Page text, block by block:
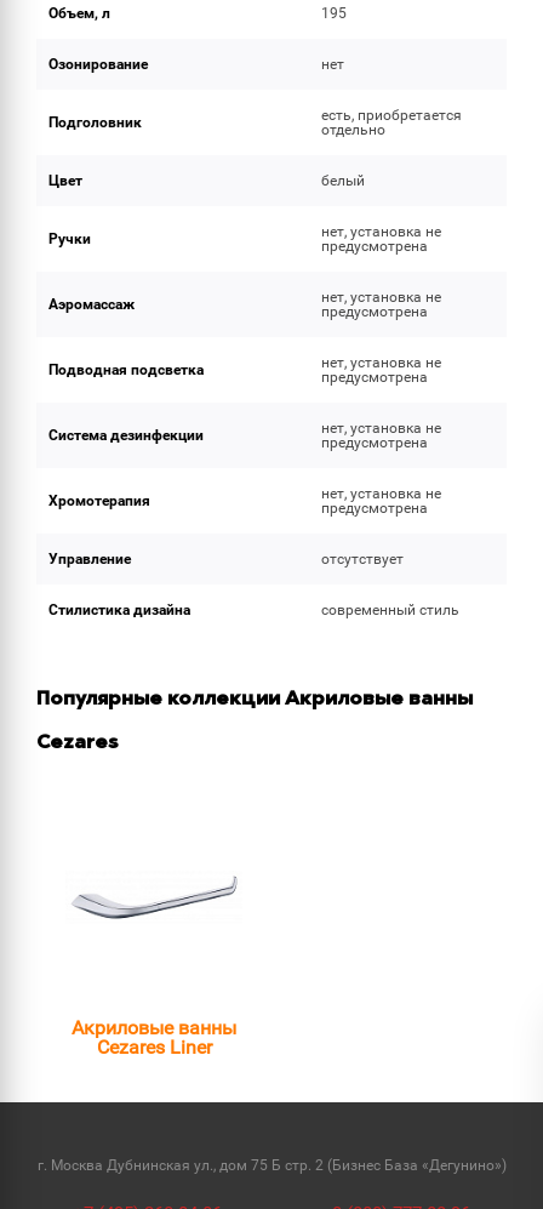
Объем, л 195
Озонирование нет
Подголовник
есть, приобретается
отдельно
Цвет белый
Ручки
нет, установка не
предусмотрена
Аэромассаж
нет, установка не
предусмотрена
Подводная подсветка
нет, установка не
предусмотрена
Система дезинфекции
нет, установка не
предусмотрена
Хромотерапия
нет, установка не
предусмотрена
Управление отсутствует
Стилистика дизайна современный стиль
Популярные коллекции Акриловые ванны
Cezares
Акриловые ванны
Cezares Liner
г. Москва Дубнинская ул., дом 75 Б стр. 2 (Бизнес База «Дегунино»)